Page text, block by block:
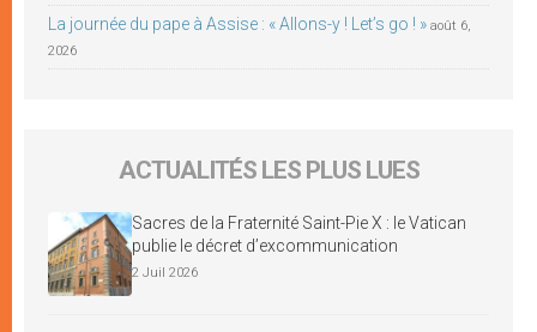
La journée du pape à Assise : « Allons-y ! Let’s go ! » août 6,
2026
ACTUALITÉS LES PLUS LUES
Sacres de la Fraternité Saint-Pie X : le Vatican
publie le décret d’excommunication
2 Juil 2026